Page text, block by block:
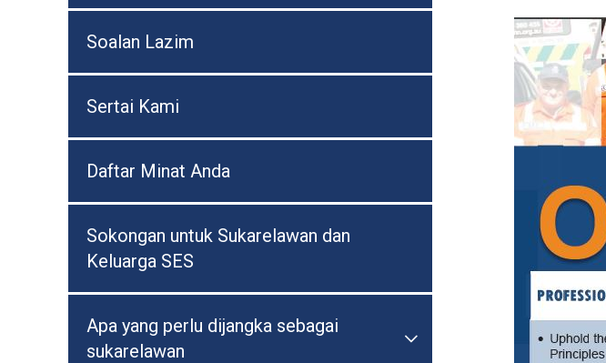
Soalan Lazim
Sertai Kami
Daftar Minat Anda
Sokongan untuk Sukarelawan dan
Keluarga SES
Apa yang perlu dijangka sebagai
sukarelawan
Togol Menu
